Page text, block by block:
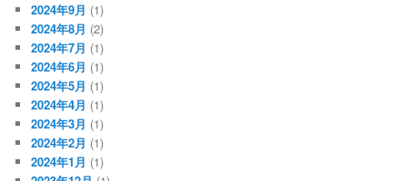
2024年9月 (1)
2024年8月 (2)
2024年7月 (1)
2024年6月 (1)
2024年5月 (1)
2024年4月 (1)
2024年3月 (1)
2024年2月 (1)
2024年1月 (1)